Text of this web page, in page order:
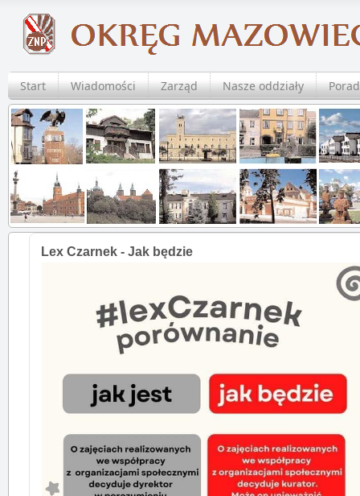
Start Wiadomości Zarząd Nasze oddziały
Lex Czarnek - Jak będzie